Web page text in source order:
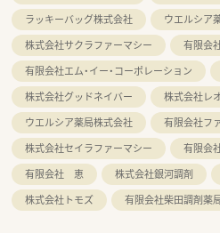
ラッキーバッグ株式会社
ウエルシア
株式会社サクラファーマシー
有限会
有限会社エム・イー・コーポレーション
株式会社グッドネイバー
株式会社レ
ウエルシア薬局株式会社
有限会社フ
株式会社セイラファーマシー
有限会
有限会社 恵
株式会社銀河調剤
株式会社トモズ
有限会社柴田調剤薬